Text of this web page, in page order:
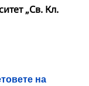
„Св. Кл.
на